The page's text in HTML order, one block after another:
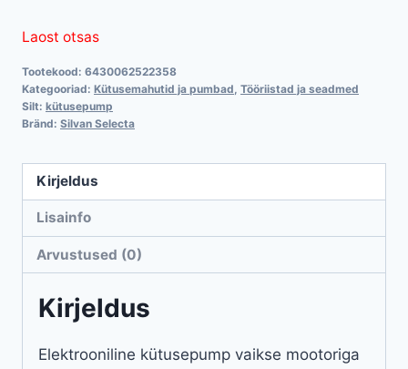
Laost otsas
Tootekood: 6430062522358
Kategooriad: Kütusemahutid ja pumbad Tööriistad ja seadmed
Silt: kütusepump
Bränd: Silvan Selecta
Kirjeldus
Lisainfo
Arvustused (0)
Kirjeldus
Elektrooniline kütusepump vaikse mootoriga